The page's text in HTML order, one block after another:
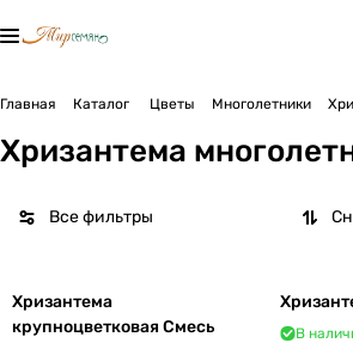
Главная Каталог Цветы Многолетники
Хризантема
Все фильтры
Хризантема
крупноцветковая Смесь
В